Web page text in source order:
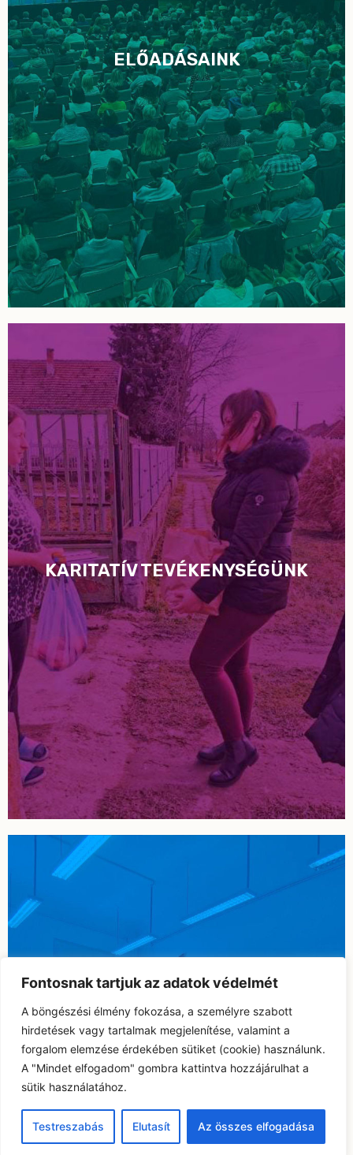
Fontosnak tartjuk az adatok védelmét
A böngészési élmény fokozása, a személyre szabott
hirdetések vagy tartalmak megjelenítése, valamint a
forgalom elemzése érdekében sütiket (cookie) használunk.
A "Mindet elfogadom" gombra kattintva hozzájárulhat a
sütik használatához.
Testreszabás Elutasít Az összes elfogadása
ELŐADÁSAINK
KARITATÍV TEVÉKENYSÉGÜNK
PÁLYÁZATAINK, VERSENYEINK